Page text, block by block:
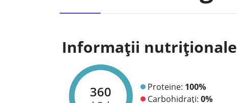
Informații nutriționale
360 Proteine: 100%
Carbohidrați: 0%